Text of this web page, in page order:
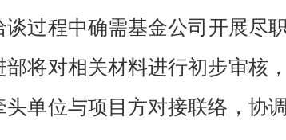
谈过程中确需基金公司开展尽
部将对相关材料进行初步审核
头单位与项目方对接联络，协